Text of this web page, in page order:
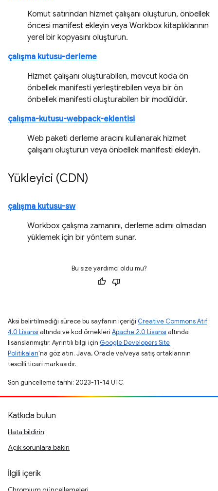
Komut satırından hizmet çalışanı oluşturun, önbellek
öncesi manifest ekleyin veya Workbox kitaplıklarının
yerel bir kopyasını oluşturun.
çalışma kutusu-derleme
Hizmet çalışanı oluşturabilen, mevcut koda ön
önbellek manifesti yerleştirebilen veya bir ön
önbellek manifesti oluşturabilen bir modüldür.
çalışma-kutusu-webpack-eklentisi
Web paketi derleme aracını kullanarak hizmet
çalışanı oluşturun veya önbellek manifesti ekleyin.
Yükleyici (CDN)
çalışma kutusu-sw
Workbox çalışma zamanını, derleme adımı olmadan
yüklemek için bir yöntem sunar.
Bu size yardımcı oldu mu?
Aksi belirtilmediği sürece bu sayfanın içeriği Creative Commons Atıf
4.0 Lisansı altında ve kod örnekleri Apache 2.0 Lisansı altında
lisanslanmıştır. Ayrıntılı bilgi için Google Developers Site
Politikaları'na göz atın. Java, Oracle ve/veya satış ortaklarının
tescilli ticari markasıdır.
Son güncelleme tarihi: 2023-11-14 UTC.
Katkıda bulun
Hata bildirin
Açık sorunlara bakın
İlgili içerik